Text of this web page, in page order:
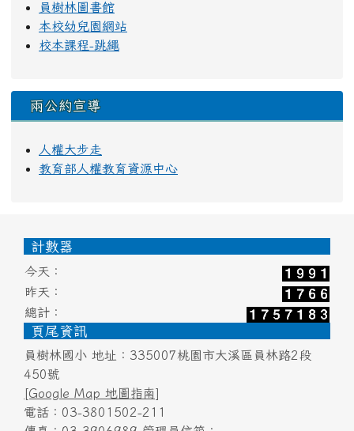
員樹林圖書館
本校幼兒園網站
校本課程-跳繩
兩公約宣導
人權大步走
教育部人權教育資源中心
頁尾區域內容
計數器
今天：
昨天：
總計：
頁尾資訊
員樹林國小 地址：335007桃園市大溪區員林路2段
450號
[Google Map 地圖指南]
電話：03-3801502-211